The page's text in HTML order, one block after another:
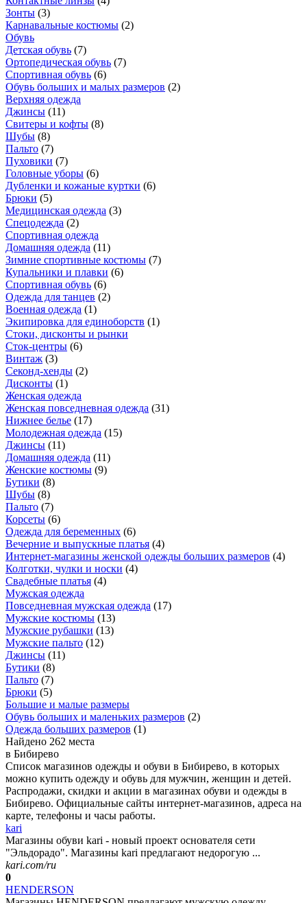
Зонты (3)
Карнавальные костюмы (2)
Обувь
Детская обувь (7)
Ортопедическая обувь (7)
Спортивная обувь (6)
Обувь больших и малых размеров (2)
Верхняя одежда
Джинсы (11)
Свитеры и кофты (8)
Шубы (8)
Пальто (7)
Пуховики (7)
Головные уборы (6)
Дубленки и кожаные куртки (6)
Брюки (5)
Медицинская одежда (3)
Спецодежда (2)
Спортивная одежда
Домашняя одежда (11)
Зимние спортивные костюмы (7)
Купальники и плавки (6)
Спортивная обувь (6)
Одежда для танцев (2)
Военная одежда (1)
Экипировка для единоборств (1)
Стоки, дисконты и рынки
Сток-центры (6)
Винтаж (3)
Секонд-хенды (2)
Дисконты (1)
Женская одежда
Женская повседневная одежда (31)
Нижнее белье (17)
Молодежная одежда (15)
Джинсы (11)
Домашняя одежда (11)
Женские костюмы (9)
Бутики (8)
Шубы (8)
Пальто (7)
Корсеты (6)
Одежда для беременных (6)
Вечерние и выпускные платья (4)
Интернет-магазины женской одежды больших размеров (4)
Колготки, чулки и носки (4)
Свадебные платья (4)
Мужская одежда
Повседневная мужская одежда (17)
Мужские костюмы (13)
Мужские рубашки (13)
Мужские пальто (12)
Джинсы (11)
Бутики (8)
Пальто (7)
Брюки (5)
Большие и малые размеры
Обувь больших и маленьких размеров (2)
Одежда больших размеров (1)
Найдено 262 места
в Бибирево
Список магазинов одежды и обуви в Бибирево, в которых
можно купить одежду и обувь для мужчин, женщин и детей.
Распродажи, скидки и акции в магазинах обуви и одежды в
Бибирево. Официальные сайты интернет-магазинов, адреса на
карте, телефоны и часы работы.
kari
Магазины обуви kari - новый проект основателя сети
"Эльдорадо". Магазины kari предлагают недорогую ...
kari.com/ru
0
HENDERSON